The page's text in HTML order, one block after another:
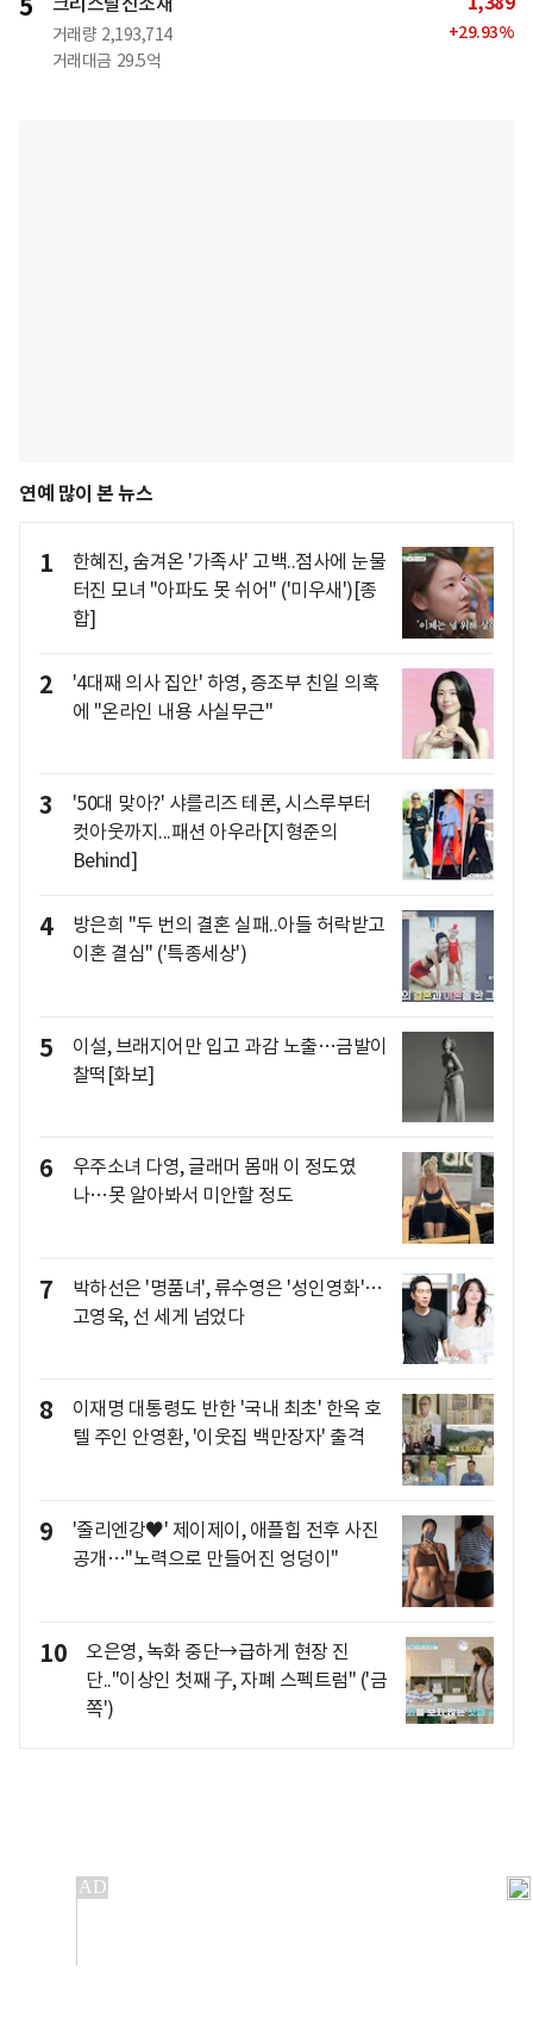
5
거래량 2,193,714
거래대금 29.5억
+29.93%
연예 많이 본 뉴스
1
한혜진, 숨겨온 '가족사' 고백..점사에 눈물
터진 모녀 "아파도 못 쉬어" ('미우새')[종
합]
2
'4대째 의사 집안' 하영, 증조부 친일 의혹
에 "온라인 내용 사실무근"
3
'50대 맞아?' 샤를리즈 테론, 시스루부터
컷아웃까지...패션 아우라[지형준의
Behind]
4
방은희 "두 번의 결혼 실패..아들 허락받고
이혼 결심" ('특종세상')
5
이설, 브래지어만 입고 과감 노출…금발이
찰떡[화보]
6
우주소녀 다영, 글래머 몸매 이 정도였
나…못 알아봐서 미안할 정도
7
박하선은 '명품녀', 류수영은 '성인영화'…
고영욱, 선 세게 넘었다
8
이재명 대통령도 반한 '국내 최초' 한옥 호
텔 주인 안영환, '이웃집 백만장자' 출격
9
'줄리엔강♥' 제이제이, 애플힙 전후 사진
공개…"노력으로 만들어진 엉덩이"
10
오은영, 녹화 중단→급하게 현장 진
단.."이상인 첫째 子, 자폐 스펙트럼" ('금
쪽')